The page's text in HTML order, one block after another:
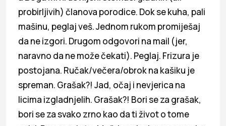
probirljivih) članova porodice. Dok se kuha, pali
mašinu, peglaj veš. Jednom rukom promiješaj
da ne izgori. Drugom odgovori na mail (jer,
naravno da ne može čekati). Peglaj. Frizura je
postojana. Ručak/večera/obrok na kašiku je
spreman. Grašak?! Jad, očaj i nevjerica na
licima izgladnjelih. Grašak?! Bori se za grašak,
bori se za svako zrno kao da ti život o tome